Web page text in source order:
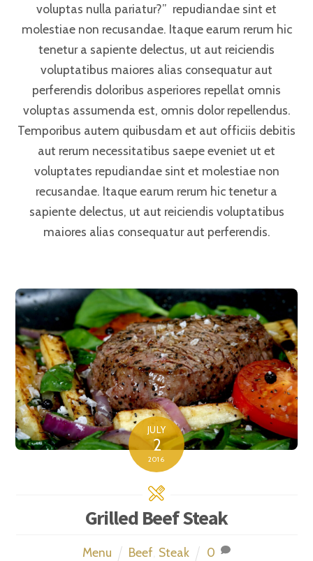
voluptas nulla pariatur?” repudiandae sint et
molestiae non recusandae. Itaque earum rerum hic
tenetur a sapiente delectus, ut aut reiciendis
voluptatibus maiores alias consequatur aut
perferendis doloribus asperiores repellat omnis
voluptas assumenda est, omnis dolor repellendus.
Temporibus autem quibusdam et aut officiis debitis
aut rerum necessitatibus saepe eveniet ut et
voluptates repudiandae sint et molestiae non
recusandae. Itaque earum rerum hic tenetur a
sapiente delectus, ut aut reiciendis voluptatibus
maiores alias consequatur aut perferendis.
JULY
2
2016
Grilled Beef Steak
Menu Beef Steak 0